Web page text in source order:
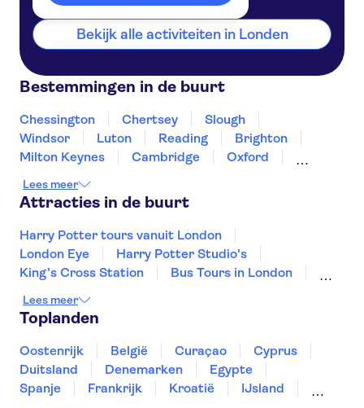
Bekijk alle activiteiten in Londen
Bestemmingen in de buurt
Chessington Chertsey
Slough
Windsor
Luton Reading
Brighton
Milton Keynes
Cambridge
Oxford
Portsmouth
Lees meer
Attracties in de buurt
Harry Potter tours vanuit London
London Eye
Harry Potter Studio's
King's Cross Station
Bus Tours in London
Geesten, mythen en legendes
Edinburgh Old Town
Tower Bridge
Tower of London
Edinburgh Castle
London West End
Rivier de Theems
Lees meer
Toplanden
Oostenrijk België Curaçao
Cyprus
Duitsland
Denemarken
Egypte
Spanje
Frankrijk Kroatië
IJsland